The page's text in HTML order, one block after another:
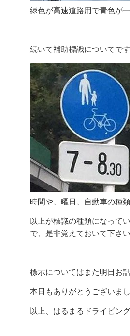
緑色が高速道路用で青色が
続いて補助標識についてで
時間や、曜日、自動車の種
以上が標識の種類になって
で、是非覚えておいて下さい
標示についてはまた明日お
本日もありがとうございまし
以上、はるまるドライビン